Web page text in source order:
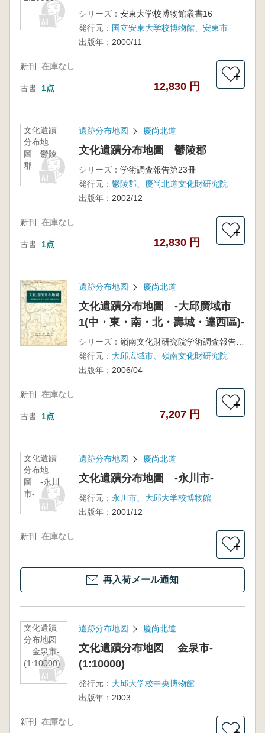
シリーズ： 安東大学校博物館叢書16
発行元： 国立安東大学校博物館、安東市
出版年： 2000/11
新刊 在庫なし
古書 1点 12,830 円
＋
文化遺蹟
分布地
圖 鬱陵
郡
遺跡分布地図 慶尚北道
文化遺蹟分布地圖 鬱陵郡
シリーズ： 学術調査報告第23冊
発行元： 鬱陵郡、慶尚北道文化財研究院
出版年： 2002/12
新刊 在庫なし
古書 1点 12,830 円
＋
遺跡分布地図 慶尚北道
文化遺蹟分布地圖 -大邱廣域市
1(中・東・南・北・壽城・達西區)-
シリーズ：
嶺南文化財研究院学術調査報告第106冊
発行元： 大邱広域市、嶺南文化財研究院
出版年： 2006/04
新刊 在庫なし
古書 1点 7,207 円
＋
文化遺蹟
分布地
圖 -永川
市-
遺跡分布地図 慶尚北道
文化遺蹟分布地圖 -永川市-
発行元： 永川市、大邱大学校博物館
出版年： 2001/12
新刊 在庫なし
＋
再入荷メール通知
文化遺蹟
分布地図
金泉市-
(1:10000)
遺跡分布地図 慶尚北道
文化遺蹟分布地図 金泉市-
(1:10000)
発行元： 大邱大学校中央博物館
出版年： 2003
新刊 在庫なし